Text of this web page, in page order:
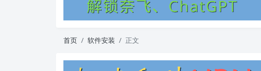
首页 软件安装 正文